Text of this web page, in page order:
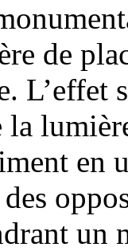
de
L’effet
la
en